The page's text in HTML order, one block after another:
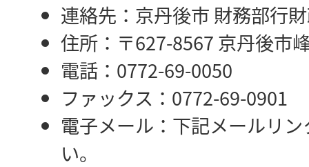
連絡先：京丹後市 財務部行
住所：〒627-8567 京丹後市
電話：0772-69-0050
ファックス：0772-69-0901
電子メール：下記メールリ
い。